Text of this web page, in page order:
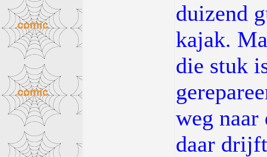
duizend
kajak.
die stuk
weg
daar